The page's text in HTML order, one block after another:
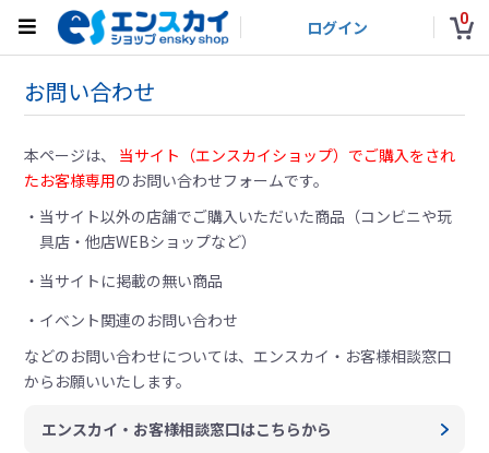
ログイン 0
お問い合わせ
本ページは、 当サイト（エンスカイショップ）でご購入をされ
たお客様専用のお問い合わせフォームです。
当サイト以外の店舗でご購入いただいた商品（コンビニや玩
具店・他店WEBショップなど）
当サイトに掲載の無い商品
イベント関連のお問い合わせ
などのお問い合わせについては、エンスカイ・お客様相談窓口
からお願いいたします。
エンスカイ・お客様相談窓口はこちらから